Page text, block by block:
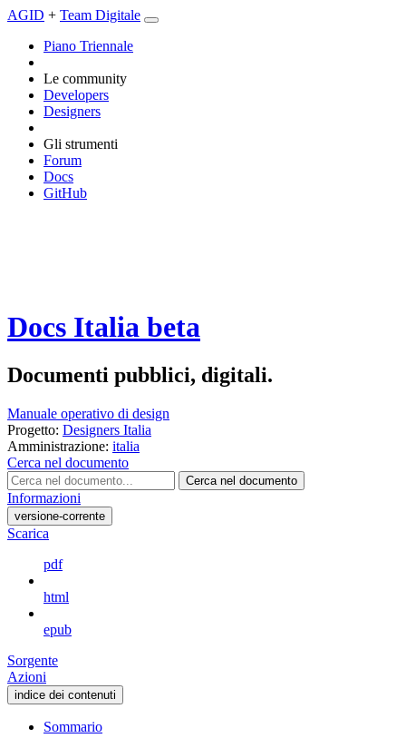
AGID + Team Digitale
Piano Triennale
Le community
Developers
Designers
Gli strumenti
Forum
Docs
GitHub
Docs Italia beta
Documenti pubblici, digitali.
Manuale operativo di design
Progetto: Designers Italia
Amministrazione: italia
Cerca nel documento
Cerca nel documento
Informazioni
versione-corrente
Scarica
pdf
html
epub
Sorgente
Azioni
indice dei contenuti
Sommario